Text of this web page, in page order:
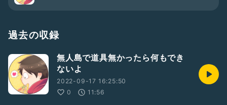
過去の収録
無人島で道具無かったら何もでき
ないよ
2022-09-17 16:25:50
0
11:56